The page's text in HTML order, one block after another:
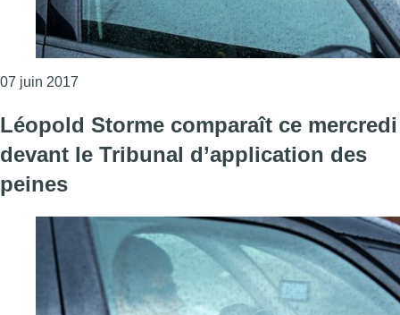
07 juin 2017
Léopold Storme comparaît ce mercredi
devant le Tribunal d’application des
peines